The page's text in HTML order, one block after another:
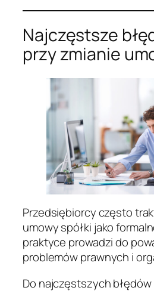
Najczęstsze
przy zmianie
Przedsiębiorcy często
umowy spółki jako
praktyce prowadzi do
problemów prawnych i
Do najczęstszych błędów